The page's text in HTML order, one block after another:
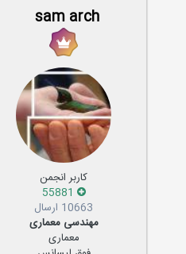
sam arch
کاربر انجمن
10663 ارسال
مهندسی معماری
معماری